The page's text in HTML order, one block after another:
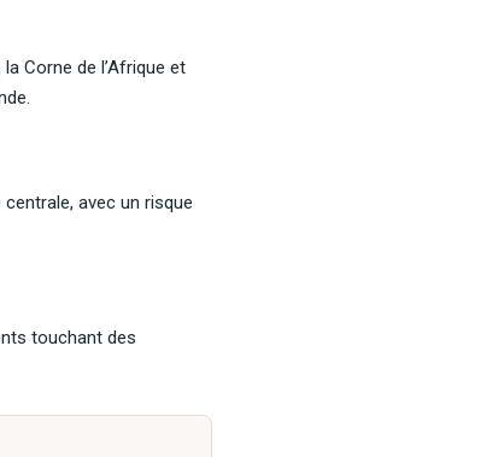
Corne de l’Afrique et
avec un risque
touchant des